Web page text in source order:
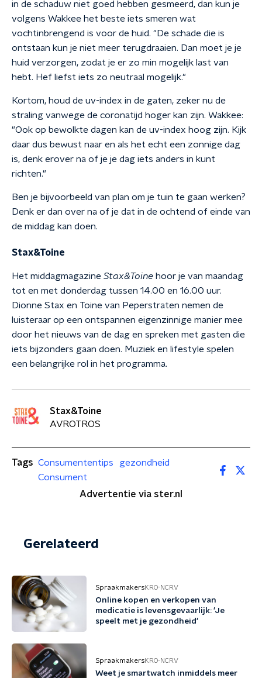
in de schaduw niet goed hebben gesmeerd, dan kun je
volgens Wakkee het beste iets smeren wat
vochtinbrengend is voor de huid. "De schade die is
ontstaan kun je niet meer terugdraaien. Dan moet je je
huid verzorgen, zodat je er zo min mogelijk last van
hebt. Hef liefst iets zo neutraal mogelijk."
Kortom, houd de uv-index in de gaten, zeker nu de
straling vanwege de coronatijd hoger kan zijn. Wakkee:
"Ook op bewolkte dagen kan de uv-index hoog zijn. Kijk
daar dus bewust naar en als het echt een zonnige dag
is, denk erover na of je je dag iets anders in kunt
richten."
Ben je bijvoorbeeld van plan om je tuin te gaan werken?
Denk er dan over na of je dat in de ochtend of einde van
de middag kan doen.
Stax&Toine
Het middagmagazine Stax&Toine hoor je van maandag
tot en met donderdag tussen 14.00 en 16.00 uur.
Dionne Stax en Toine van Peperstraten nemen de
luisteraar op een ontspannen eigenzinnige manier mee
door het nieuws van de dag en spreken met gasten die
iets bijzonders gaan doen. Muziek en lifestyle spelen
een belangrijke rol in het programma.
Stax&Toine
AVROTROS
Tags Consumententips
gezondheid
Consument
Advertentie via ster.nl
Gerelateerd
SpraakmakersKRO-NCRV
Online kopen en verkopen van
medicatie is levensgevaarlijk: 'Je
speelt met je gezondheid'
SpraakmakersKRO-NCRV
Weet je smartwatch inmiddels meer